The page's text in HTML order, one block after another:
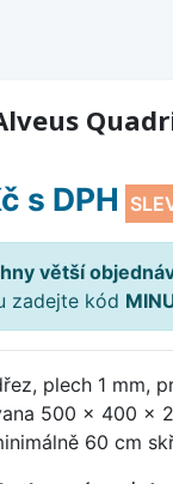
s DPH
větší
zadejte kód
plech 1 mm,
500 x 400 x
60 cm